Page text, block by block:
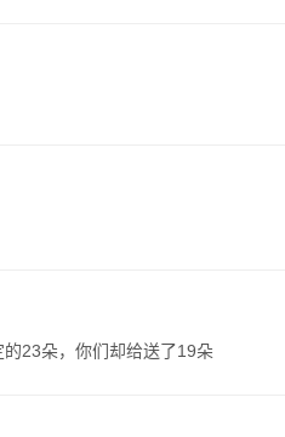
23朵，你们却给送了19朵